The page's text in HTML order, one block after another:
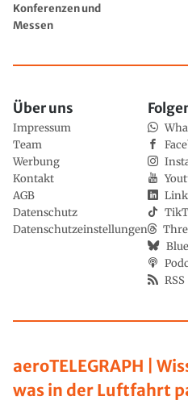
Konferenzen und
Messen
aeroTELEGRAPH |
was in der Luftfahrt
Über uns
Impressum
Team
Werbung
Kontakt
AGB
Datenschutz
Datenschutzeinstellungen
RSS